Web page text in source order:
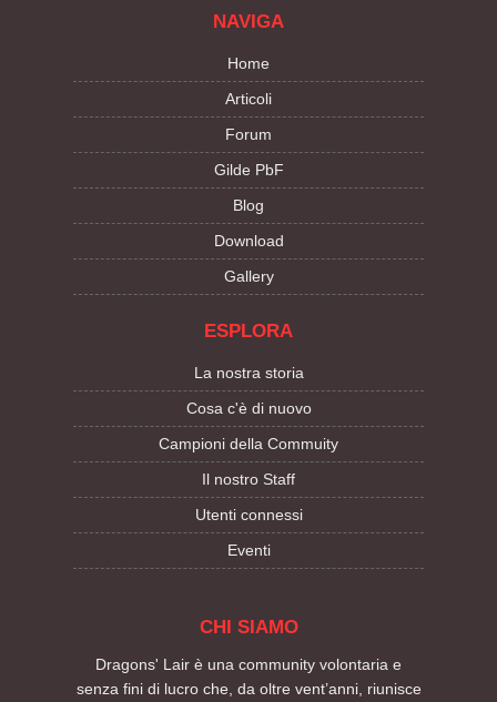
NAVIGA
Home
Articoli
Forum
Gilde PbF
Blog
Download
Gallery
ESPLORA
La nostra storia
Cosa c'è di nuovo
Campioni della Commuity
Il nostro Staff
Utenti connessi
Eventi
CHI SIAMO
Dragons' Lair è una community volontaria e
senza fini di lucro che, da oltre vent’anni, riunisce